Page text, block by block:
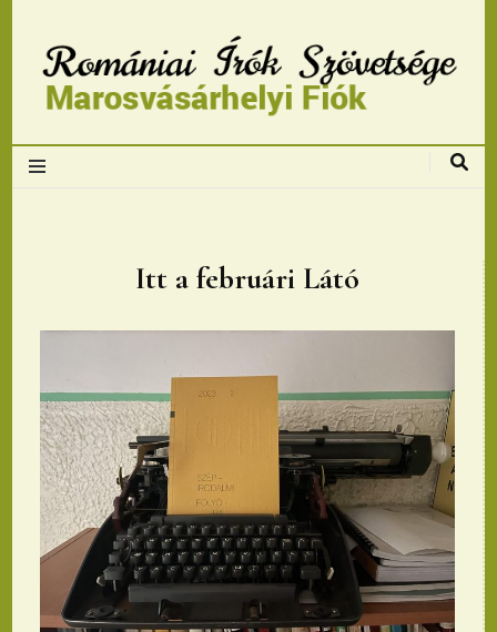
Romániai Írók
Marosvásárhelyi
fiok
Itt a februári Látó